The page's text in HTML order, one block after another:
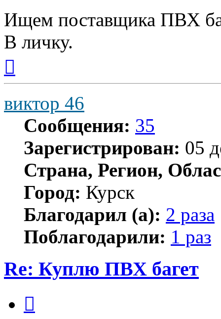
Ищем поставщика ПВХ
В личку.
началу
виктор 46
Сообщения: 35
Зарегистрирован: 05
Страна, Регион,
Город: Курск
Благодарил (а): 2 раза
Поблагодарили: 1 раз
Re: Куплю ПВХ багет